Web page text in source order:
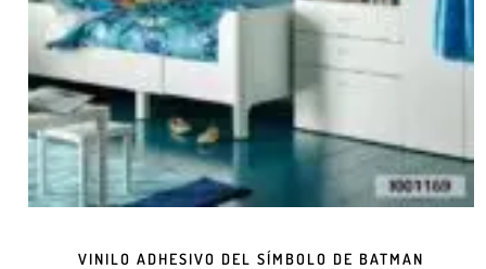
VINILO ADHESIVO DEL SÍMBOLO DE BATMAN